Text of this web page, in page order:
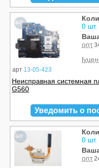
Б/У
арт 13-05-423
0 шт.
опт
[
Неисправная системная
G560
Уведомить о
Б/У
0 шт.
опт